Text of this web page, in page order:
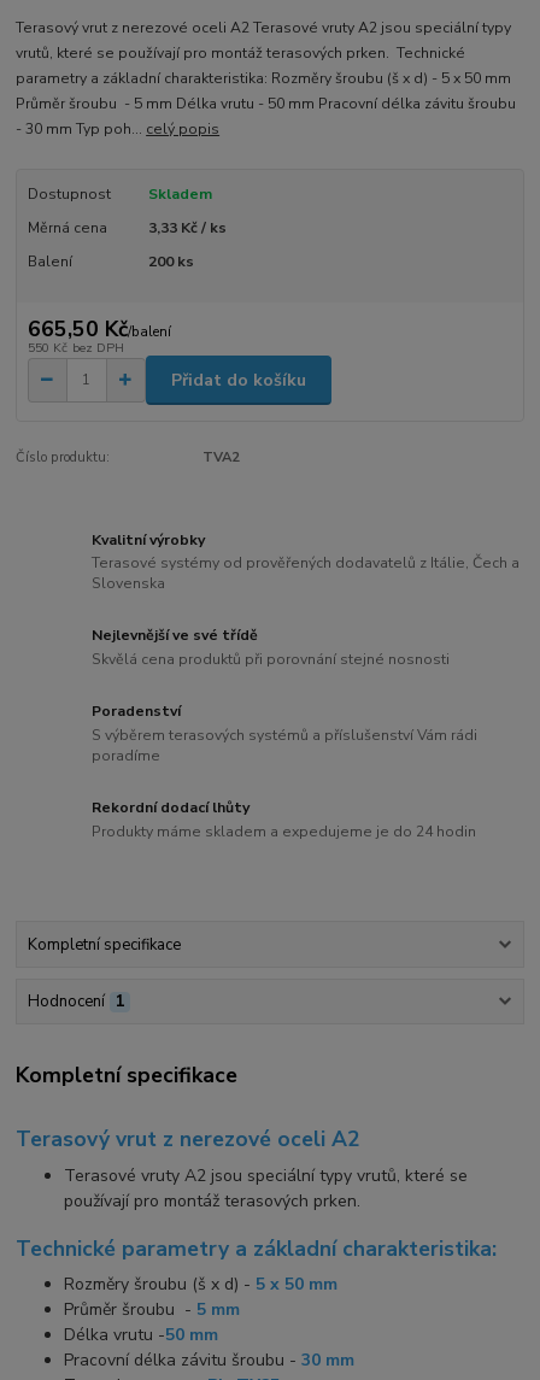
Terasový vrut z nerezové oceli A2 Terasové vruty A2 jsou speciální typy
vrutů, které se používají pro montáž terasových prken. Technické
parametry a základní charakteristika: Rozměry šroubu (š x d) - 5 x 50 mm
Průměr šroubu - 5 mm Délka vrutu - 50 mm Pracovní délka závitu šroubu
- 30 mm Typ poh... celý popis
Dostupnost
Skladem
Měrná cena
3,33 Kč / ks
Balení
200 ks
665,50 Kč/balení
550 Kč bez DPH
Přidat do košíku
Číslo produktu: TVA2
Kvalitní výrobky
Terasové systémy od prověřených dodavatelů z Itálie, Čech a
Slovenska
Nejlevnější ve své třídě
Skvělá cena produktů při porovnání stejné nosnosti
Poradenství
S výběrem terasových systémů a příslušenství Vám rádi
poradíme
Rekordní dodací lhůty
Produkty máme skladem a expedujeme je do 24 hodin
Kompletní specifikace
Hodnocení 1
Kompletní specifikace
Terasový vrut z nerezové oceli A2
Terasové vruty A2 jsou speciální typy vrutů, které se
používají pro montáž terasových prken.
Technické parametry a základní charakteristika:
Rozměry šroubu (š x d) - 5 x 50 mm
Průměr šroubu - 5 mm
Délka vrutu -50 mm
Pracovní délka závitu šroubu -30 mm